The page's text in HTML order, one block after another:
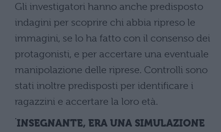
Gli investigatori hanno anche predisposto
indagini per scoprire chi abbia ripreso le
immagini, se lo ha fatto con il consenso dei
protagonisti, e per accertare una eventuale
manipolazione delle riprese. Controlli sono
stati inoltre predisposti per identificare i
ragazzini e accertare la loro età.
INSEGNANTE, ERA UNA SIMULAZIONE